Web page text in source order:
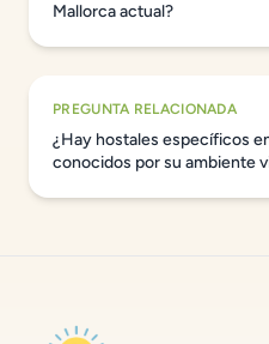
Mallorca actual?
PREGUNTA RELACIONADA
¿Hay hostales específicos
conocidos por su ambiente